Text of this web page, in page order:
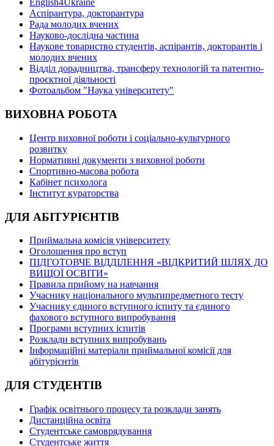
English4Ukraine
Аспірантура, докторантура
Рада молодих вчених
Науково-дослідна частина
Наукове товариство студентів, аспірантів, докторантів і
молодих вчених
Відділ дорадництва, трансферу технологій та патентно-
проєктної діяльності
Фотоальбом "Наука університету"
ВИХОВНА РОБОТА
Центр виховної роботи і соціально-культурного
розвитку
Нормативні документи з виховної роботи
Спортивно-масова робота
Кабінет психолога
Інститут кураторства
ДЛЯ АБІТУРІЄНТІВ
Приймальна комісія університету
Оголошення про вступ
ПІДГОТОВЧЕ ВІДДІЛЕННЯ «ВІДКРИТИЙ ШЛЯХ ДО
ВИЩОЇ ОСВІТИ»
Правила прийому на навчання
Учаснику національного мультипредметного тесту
Учаснику єдиного вступного іспиту та єдиного
фахового вступного випробування
Програми вступних іспитів
Розклади вступних випробувань
Інформаційні матеріали приймальної комісії для
абітурієнтів
ДЛЯ СТУДЕНТІВ
Графік освітнього процесу та розклади занять
Дистанційна освіта
Студентське самоврядування
Студентське життя